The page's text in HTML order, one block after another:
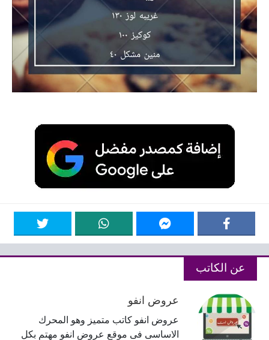
عن الكاتب
عروض انفو
عروض انفو كاتب متميز وهو المحرك
الاساسى فى موقع عروض انفو مهتم بكل